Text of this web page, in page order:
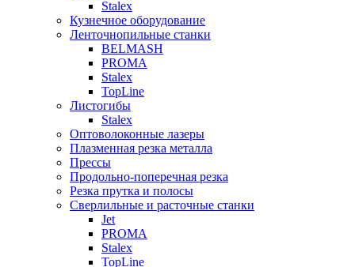
Stalex
Кузнечное оборудование
Ленточнопильные станки
BELMASH
PROMA
Stalex
TopLine
Листогибы
Stalex
Оптоволоконные лазеры
Плазменная резка металла
Прессы
Продольно-поперечная резка
Резка прутка и полосы
Сверлильные и расточные станки
Jet
PROMA
Stalex
TopLine